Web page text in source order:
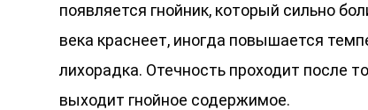
появляется гнойник, который сильно
века краснеет, иногда повышается
лихорадка. Отечность проходит после
выходит гнойное содержимое.